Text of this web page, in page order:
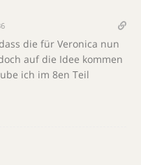
die für Veronica nun
auf die Idee kommen
ich im 8en Teil